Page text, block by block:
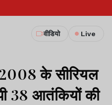
वीडियो Live
2008 के सीरियल
38 आतंकियों की